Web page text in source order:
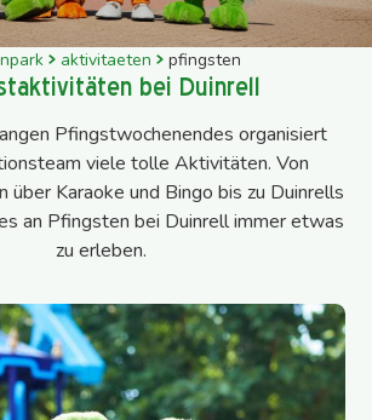
aktivitaeten pfingsten
bei Duinrell
Pfingstwochenendes organisiert
viele tolle Aktivitäten. Von
über Karaoke und Bingo bis zu Duinrells
an Pfingsten bei Duinrell immer etwas
zu erleben.